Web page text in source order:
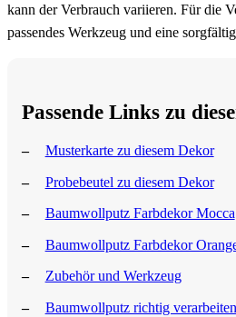
kann der Verbrauch variieren. Für die
passendes Werkzeug und eine
Passende Links zu
Musterkarte zu diesem Dekor
Probebeutel zu diesem Dekor
Baumwollputz Farbdekor Mocca
Baumwollputz Farbdekor
Zubehör und Werkzeug
Baumwollputz richtig verarbeiten